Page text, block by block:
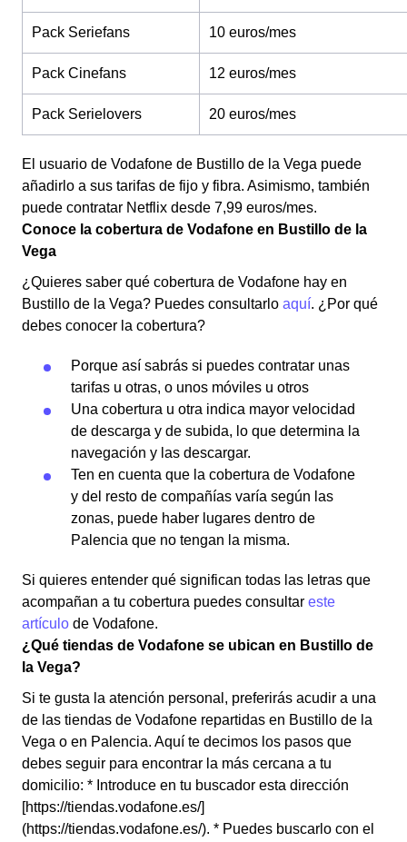
Pack Seriefans 10 euros/mes
Pack Cinefans 12 euros/mes
Pack Serielovers 20 euros/mes
El usuario de Vodafone de Bustillo de la Vega puede
añadirlo a sus tarifas de fijo y fibra. Asimismo, también
puede contratar Netflix desde 7,99 euros/mes.
Conoce la cobertura de Vodafone en Bustillo de la
Vega
¿Quieres saber qué cobertura de Vodafone hay en
Bustillo de la Vega? Puedes consultarlo aquí. ¿Por qué
debes conocer la cobertura?
Porque así sabrás si puedes contratar unas
tarifas u otras, o unos móviles u otros
Una cobertura u otra indica mayor velocidad
de descarga y de subida, lo que determina la
navegación y las descargar.
Ten en cuenta que la cobertura de Vodafone
y del resto de compañías varía según las
zonas, puede haber lugares dentro de
Palencia que no tengan la misma.
Si quieres entender qué significan todas las letras que
acompañan a tu cobertura puedes consultar este
artículo de Vodafone.
¿Qué tiendas de Vodafone se ubican en Bustillo de
la Vega?
Si te gusta la atención personal, preferirás acudir a una
de las tiendas de Vodafone repartidas en Bustillo de la
Vega o en Palencia. Aquí te decimos los pasos que
debes seguir para encontrar la más cercana a tu
domicilio: * Introduce en tu buscador esta dirección
[https://tiendas.vodafone.es/]
(https://tiendas.vodafone.es/). * Puedes buscarlo con el